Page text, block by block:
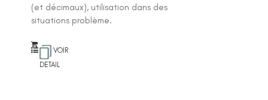
(et décimaux), utilisation dans des
situations problème.
VOIR
DETAIL